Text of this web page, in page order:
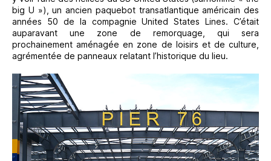
big U »), un ancien paquebot transatlantique américain des
années 50 de la compagnie United States Lines. C’était
auparavant une zone de remorquage, qui sera
prochainement aménagée en zone de loisirs et de culture,
agrémentée de panneaux relatant l’historique du lieu.